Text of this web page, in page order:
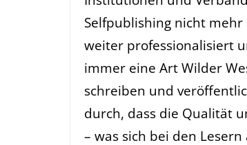
Selfpublishing nicht
weiter professionalisiert
immer eine Art Wilder
schreiben und
durch, dass die Qualität
– was sich bei den